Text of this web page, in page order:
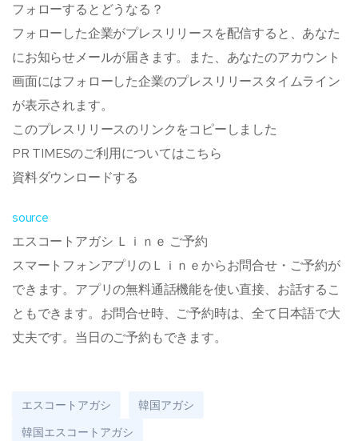
フォローするとどうなる？
フォローした企業がプレスリリースを配信すると、あなた
にお知らせメールが届きます。また、あなたのアカウント
画面にはフォローした企業のプレスリリースタイムライン
が表示されます。
このプレスリリースのリンクをコピーしました
PR TIMESのご利用についてはこちら
資料ダウンロードする
source
エスコートアガシ Ｌｉｎｅ ご予約
スマートフォンアプリのＬｉｎｅからお問合せ・ご予約が
できます。アプリの無料通話機能を使い直接、お話するこ
ともできます。お問合せ時、ご予約時は、全て日本語で大
丈夫です。当日のご予約もできます。
エスコートアガシ
韓国アガシ
韓国エスコートアガシ